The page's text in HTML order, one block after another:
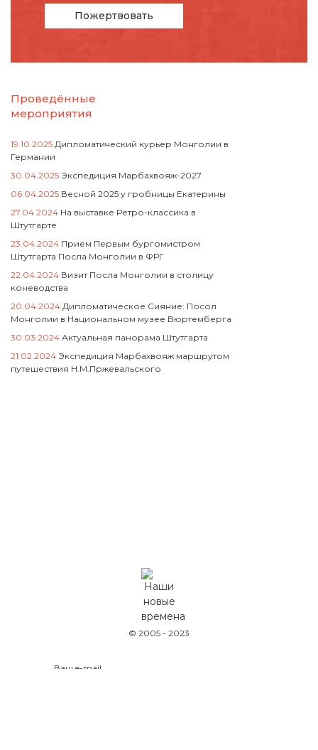
Пожертвовать
Проведённые
мероприятия
19.10.2025 Дипломатический курьер Монголии в
Германии
30.04.2025 Экспедиция Марбахвояж-2027
06.04.2025 Весной 2025 у гробницы Екатерины
27.04.2024 На выставке Ретро-классика в
Штутгарте
23.04.2024 Прием Первым бургомистром
Штутгарта Посла Монголии в ФРГ
22.04.2024 Визит Посла Монголии в столицу
коневодства
20.04.2024 Дипломатическое Сияние: Посол
Монголии в Национальном музее Вюртемберга
30.03.2024 Актуальная панорама Штутгарта
21.02.2024 Экспедиция Марбахвояж маршрутом
путешествия Н.М.Пржевальского
© 2005 - 2023